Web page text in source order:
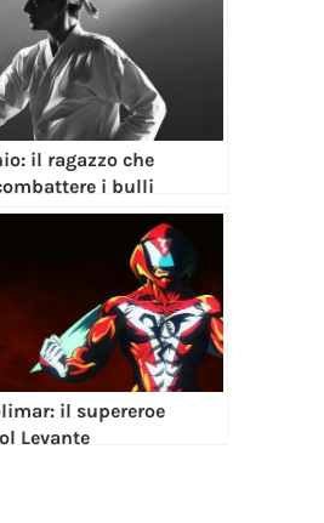
il ragazzo che
i bulli
il supereroe
Levante